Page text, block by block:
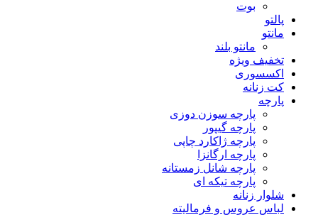
بوت
پالتو
مانتو
مانتو بلند
تخفیف ویژه
اکسسوری
کت زنانه
پارچه
پارچه سوزن دوزی
پارچه گیپور
پارچه ژاکارد چاپی
پارچه ارگانزا
پارچه شانل زمستانه
پارچه تیکه ای
شلوار زنانه
لباس عروس و فرمالیته